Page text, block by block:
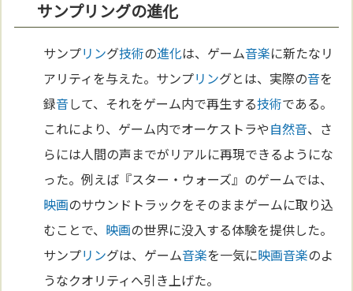
サンプリングの進化
サンプリング技術の進化は、ゲーム音楽に新たなリ
アリティを与えた。サンプリングとは、実際の音を
録音して、それをゲーム内で再生する技術である。
これにより、ゲーム内でオーケストラや自然音、さ
らには人間の声までがリアルに再現できるようにな
った。例えば『スター・ウォーズ』のゲームでは、
映画のサウンドトラックをそのままゲームに取り込
むことで、 映画の世界に没入する体験を提供した。
サンプリングは、ゲーム音楽を一気に映画音楽のよ
うなクオリティへ引き上げた。